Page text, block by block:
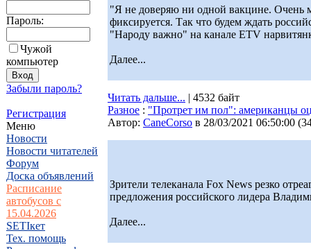
Пароль:
Чужой
компьютер
Забыли пароль?
Регистрация
Меню
Новости
Новости читателей
Форум
Доска объявлений
Расписание
автобусов с
15.04.2026
SETIкет
Тех. помощь
"Я не доверяю ни одной вакцине. Очень
фиксируется. Так что будем ждать
"Народу важно" на канале ETV
Далее...
Читать дальше... | 4532 байт
Разное : "Протрет им пол": американцы
Автор: CaneCorso в 28/03/2021 06:50:00 (
Зрители телеканала Fox News резко
предложения российского лидера
Далее...